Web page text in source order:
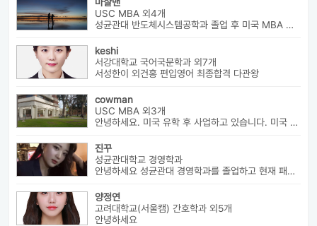
USC MBA 외4개
성균관대 반도체시스템공학과 졸업 후 미국 MBA 졸업하였습니다.
keshi
서강대학교 국어국문학과 외7개
서성한이 외건홍 편입영어 최종합격 다관왕
cowman
USC MBA 외3개
안녕하세요. 미국 유학 후 사업하고 있습니다. 미국 유학 관련 전반...
진꾸
성균관대학교 경영학과
안녕하세요 성균관대 경영학과를 졸업하고 현재 패션 회사 기획자로 있습니...
양정연
고려대학교(서울캠) 간호학과 외5개
안녕하세요